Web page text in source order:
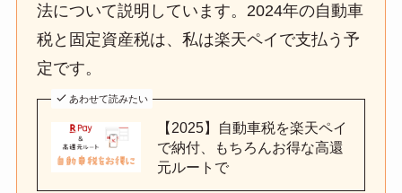
法について説明しています。2024年の自動車
税と固定資産税は、私は楽天ペイで支払う予
定です。
あわせて読みたい
【2025】自動車税を楽天ペイ
で納付、もちろんお得な高還
元ルートで